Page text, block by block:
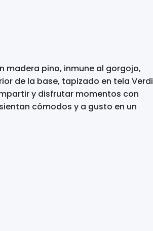
madera pino, inmune al gorgojo,
de la base, tapizado en tela Verdi
y disfrutar momentos con
cómodos y a gusto en un